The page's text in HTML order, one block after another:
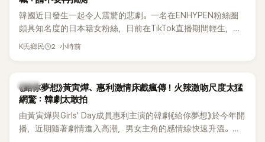
韓國近日發生一起令人震驚的悲劇。一名在ENHYPEN粉絲圈
頗具知名度的日本籍女粉絲，日前在TikTok直播期間輕生，最
終不幸身亡，消息曝光後震驚韓網，也讓不少粉絲湧入社群平
K氏鄉民 2 小時前
韓劇
《給你夢想》黃寅燁、惠利激情床戲瘋傳！火辣激吻尺度太猛
網驚：韓劇太敢拍
由黃寅燁與Girls' Day成員惠利主演的韓劇《給你夢想》於今年開
播，近期隨著劇情進入高潮，男女主角的感情線快速升溫。最